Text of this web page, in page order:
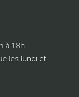
à 18h
les lundi et